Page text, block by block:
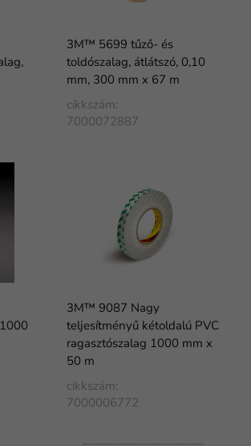
3M™ 5699 tűző- és
toldószalag, átlátszó, 0,10
mm, 300 mm x 67 m
cikkszám:
7000072887
3M™ 9087 Nagy
teljesítményű kétoldalú PVC
ragasztószalag 1000 mm x
50 m
cikkszám:
7000006772